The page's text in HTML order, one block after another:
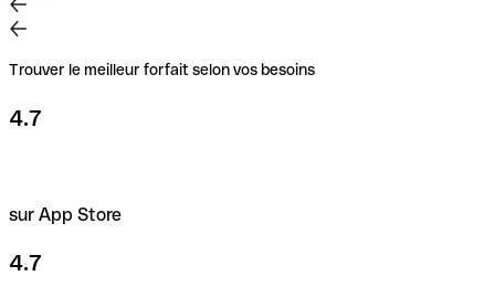
Trouver le meilleur forfait selon vos besoins
4.7
sur App Store
4.7